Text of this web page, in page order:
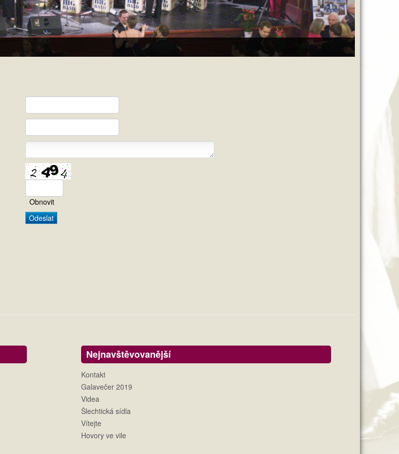
Obnovit
Nejnavštěvovanější
Kontakt
Galavečer 2019
Videa
Šlechtická sídla
Vítejte
Hovory ve vile